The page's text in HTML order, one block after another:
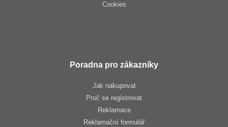
Cookies
Poradna pro zákazníky
Jak nakupovat
Proč se registrovat
Reklamace
Reklamační formulář